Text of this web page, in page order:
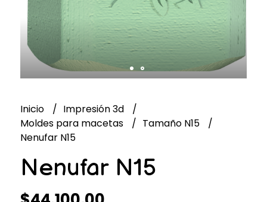
Inicio
Impresión 3d
Moldes para macetas
Tamaño N15
Nenufar N15
Nenufar N15